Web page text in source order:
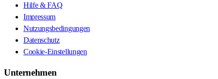
Hilfe & FAQ
Impressum
Nutzungsbedingungen
Datenschutz
Cookie-Einstellungen
Unternehmen